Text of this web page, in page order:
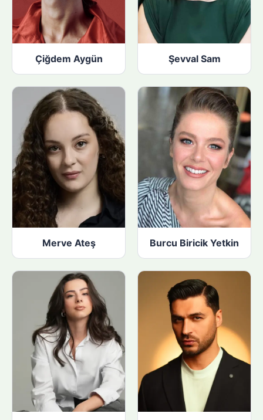
Çiğdem Aygün Şevval Sam
Merve Ateş Burcu Biricik Yetkin